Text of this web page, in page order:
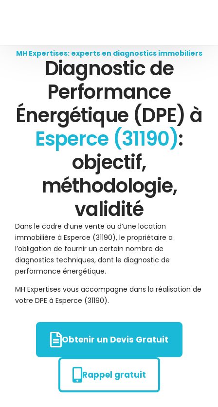
MH Expertises: experts en diagnostics immobiliers
Diagnostic de
Performance
Énergétique (DPE) à
Esperce (31190):
objectif,
méthodologie,
validité
Dans le cadre d’une vente ou d’une location
immobilière à Esperce (31190), le propriétaire a
l’obligation de fournir un certain nombre de
diagnostics techniques, dont le diagnostic de
performance énergétique.
MH Expertises vous accompagne dans la réalisation de
votre DPE à Esperce (31190).
Obtenir un Devis Gratuit
Rappel gratuit